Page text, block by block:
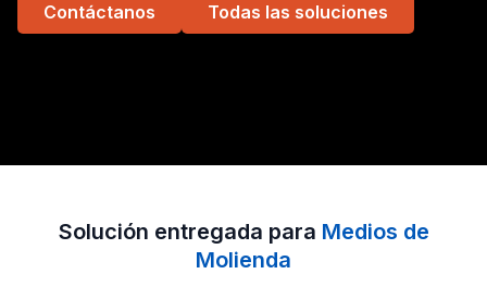
Contáctanos Todas las soluciones
Solución entregada para Medios de
Molienda